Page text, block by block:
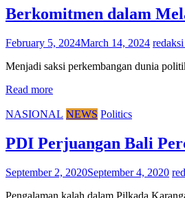
Berkomitmen dalam
February 5, 2024March 14, 2024 redaksi
Menjadi saksi perkembangan dunia
Read more
NASIONAL NEWS Politics
PDI Perjuangan Bali
September 2, 2020September 4, 2020
Pengalaman kalah dalam Pilkada